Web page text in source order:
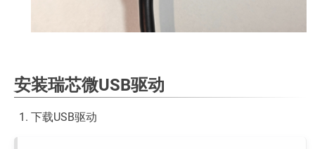
安装瑞芯微USB驱动
下载USB驱动